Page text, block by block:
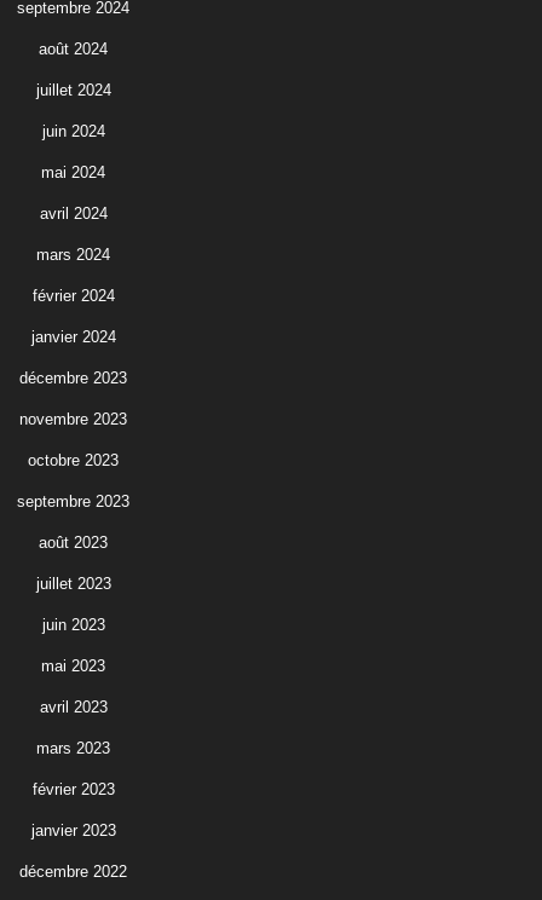
septembre 2024
août 2024
juillet 2024
juin 2024
mai 2024
avril 2024
mars 2024
février 2024
janvier 2024
décembre 2023
novembre 2023
octobre 2023
septembre 2023
août 2023
juillet 2023
juin 2023
mai 2023
avril 2023
mars 2023
février 2023
janvier 2023
décembre 2022